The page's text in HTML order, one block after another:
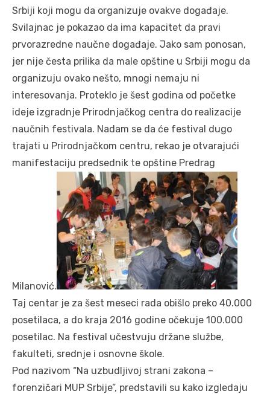
Srbiji koji mogu da organizuje ovakve događaje.
Svilajnac je pokazao da ima kapacitet da pravi
prvorazredne naučne događaje. Jako sam ponosan,
jer nije česta prilika da male opštine u Srbiji mogu da
organizuju ovako nešto, mnogi nemaju ni
interesovanja. Proteklo je šest godina od početke
ideje izgradnje Prirodnjačkog centra do realizacije
naučnih festivala. Nadam se da će festival dugo
trajati u Prirodnjačkom centru, rekao je otvarajući
manifestaciju predsednik te opštine Predrag
Milanović.
Taj centar je za šest meseci rada obišlo preko 40.000
posetilaca, a do kraja 2016 godine očekuje 100.000
posetilac. Na festival učestvuju držane službe,
fakulteti, srednje i osnovne škole.
Pod nazivom “Na uzbudljivoj strani zakona –
forenzičari MUP Srbije”, predstavili su kako izgledaju